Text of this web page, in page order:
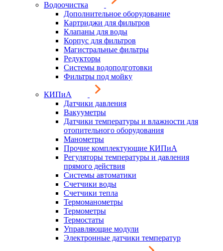
Водоочистка
Дополнительное оборудование
Картриджи для фильтров
Клапаны для воды
Корпус для фильтров
Магистральные фильтры
Редукторы
Системы водоподготовки
Фильтры под мойку
КИПиА
Датчики давления
Вакууметры
Датчики температуры и влажности для
отопительного оборудования
Манометры
Прочие комплектующие КИПиА
Регуляторы температуры и давления
прямого действия
Системы автоматики
Счетчики воды
Счетчики тепла
Термоманометры
Термометры
Термостаты
Управляющие модули
Электронные датчики температур